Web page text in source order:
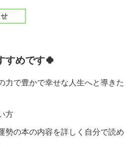
すめです🍀
で豊かで幸せな人生へと導きた
方
の本の内容を詳しく自分で読め